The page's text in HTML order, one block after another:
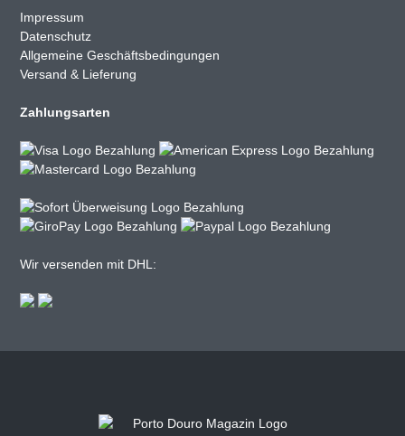
Impressum
Datenschutz
Allgemeine Geschäftsbedingungen
Versand & Lieferung
Zahlungsarten
Wir versenden mit DHL: